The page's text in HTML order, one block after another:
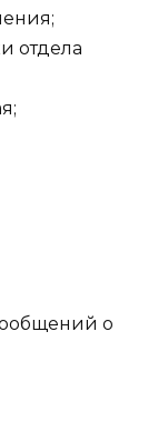
отдела
о